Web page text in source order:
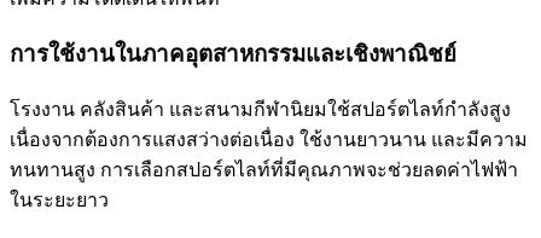
การใช้งานในภาคอุตสาหกรรมและเชิงพาณิชย์
โรงงาน คลังสินค้า และสนามกีฬานิยมใช้สปอร์ตไลท์กำลังสูง
เนื่องจากต้องการแสงสว่างต่อเนื่อง ใช้งานยาวนาน และมีความ
ทนทานสูง การเลือกสปอร์ตไลท์ที่มีคุณภาพจะช่วยลดค่าไฟฟ้า
ในระยะยาว